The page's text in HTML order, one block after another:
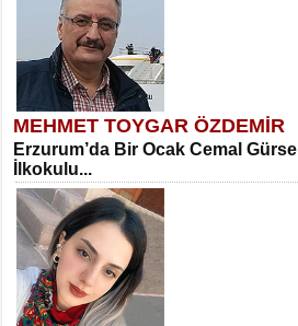
MEHMET TOYGAR ÖZDEMİR
Erzurum’da Bir Ocak Cemal Gürsel
İlkokulu...